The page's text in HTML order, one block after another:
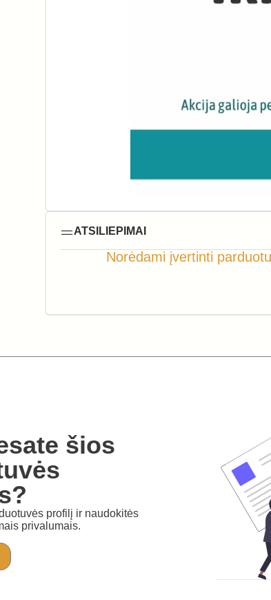
ATSILIEPIMAI
Norėdami įvertinti
šios
profilį ir naudokitės
privalumais.